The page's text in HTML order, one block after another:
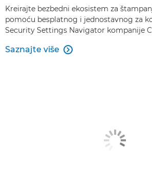
Kreirajte bezbedni ekosistem za
pomoću besplatnog i jednostavnog za
Security Settings Navigator kompanije
Saznajte više 